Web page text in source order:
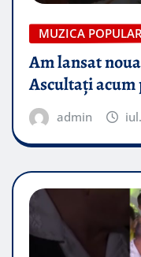
MUZICA
Am lansat
Ascultați acum
admin